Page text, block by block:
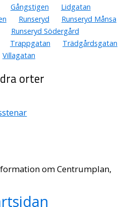
Gångstigen
Lidgatan
Runseryd
Runseryd Månsa
Runseryd Södergård
Trappgatan
Trädgårdsgatan
Villagatan
orter
om Centrumplan,